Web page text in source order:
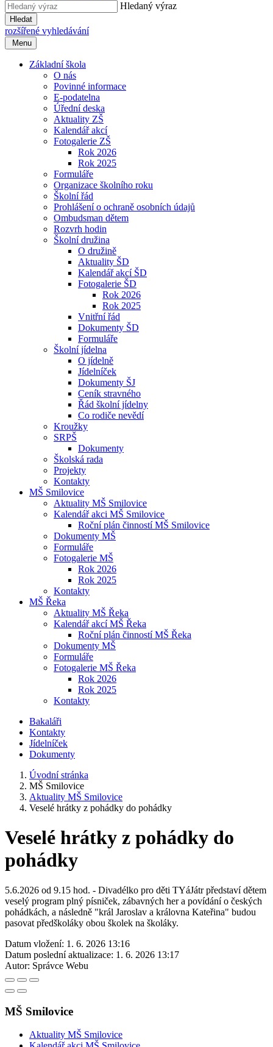
Hledaný výraz
Hledat
rozšířené vyhledávání
Menu
Základní škola
O nás
Povinné informace
E-podatelna
Úřední deska
Aktuality ZŠ
Kalendář akcí
Fotogalerie ZŠ
Rok 2026
Rok 2025
Formuláře
Organizace školního roku
Školní řád
Prohlášení o ochraně osobních údajů
Ombudsman dětem
Rozvrh hodin
Školní družina
O družině
Aktuality ŠD
Kalendář akcí ŠD
Fotogalerie ŠD
Rok 2026
Rok 2025
Vnitřní řád
Dokumenty ŠD
Formuláře
Školní jídelna
O jídelně
Jídelníček
Dokumenty ŠJ
Ceník stravného
Řád školní jídelny
Co rodiče nevědí
Kroužky
SRPŠ
Dokumenty
Školská rada
Projekty
Kontakty
MŠ Smilovice
Aktuality MŠ Smilovice
Kalendář akci MŠ Smilovice
Roční plán činností MŠ Smilovice
Dokumenty MŠ
Formuláře
Fotogalerie MŠ
Rok 2026
Rok 2025
Kontakty
MŠ Řeka
Aktuality MŠ Řeka
Kalendář akcí MŠ Řeka
Roční plán činností MŠ Řeka
Dokumenty MŠ
Formuláře
Fotogalerie MŠ Řeka
Rok 2026
Rok 2025
Kontakty
Bakaláři
Kontakty
Jídelníček
Dokumenty
Úvodní stránka
MŠ Smilovice
Aktuality MŠ Smilovice
Veselé hrátky z pohádky do pohádky
Veselé hrátky z pohádky do
pohádky
5.6.2026 od 9.15 hod. - Divadélko pro děti TYáJátr představí dětem
veselý program plný písniček, zábavných her a povídání o českých
pohádkách, a následně "král Jaroslav a královna Kateřina" budou
pasovat předškoláky obou školek na školáky.
Datum vložení: 1. 6. 2026 13:16
Datum poslední aktualizace: 1. 6. 2026 13:17
Autor: Správce Webu
MŠ Smilovice
Aktuality MŠ Smilovice